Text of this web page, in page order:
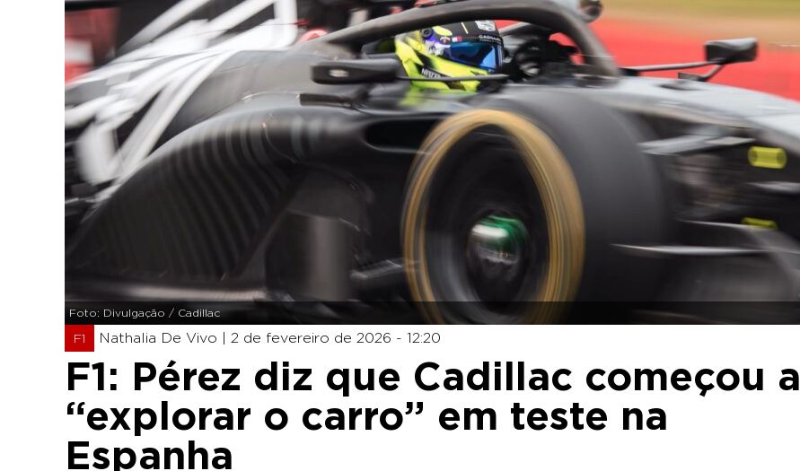
Foto: Divulgação / Cadillac
F1 Nathalia De Vivo | 2 de fevereiro de 2026 - 12:20
F1: Pérez diz que Cadillac começou a
“explorar o carro” em teste na
Espanha